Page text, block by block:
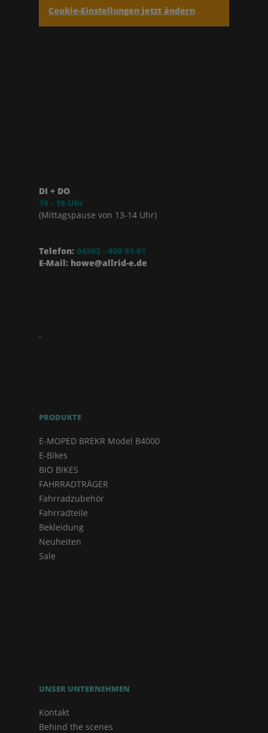
Cookie-Einstellungen jetzt ändern
DI + DO
10 - 18 Uhr
(Mittagspause von 13-14 Uhr)
Telefon: 04392 - 400 91-91
E-Mail: howe@allrid-e.de
.
PRODUKTE
E-MOPED BREKR Model B4000
E-Bikes
BIO BIKES
FAHRRADTRÄGER
Fahrradzubehör
Fahrradteile
Bekleidung
Neuheiten
Sale
UNSER UNTERNEHMEN
Kontakt
Behind the scenes